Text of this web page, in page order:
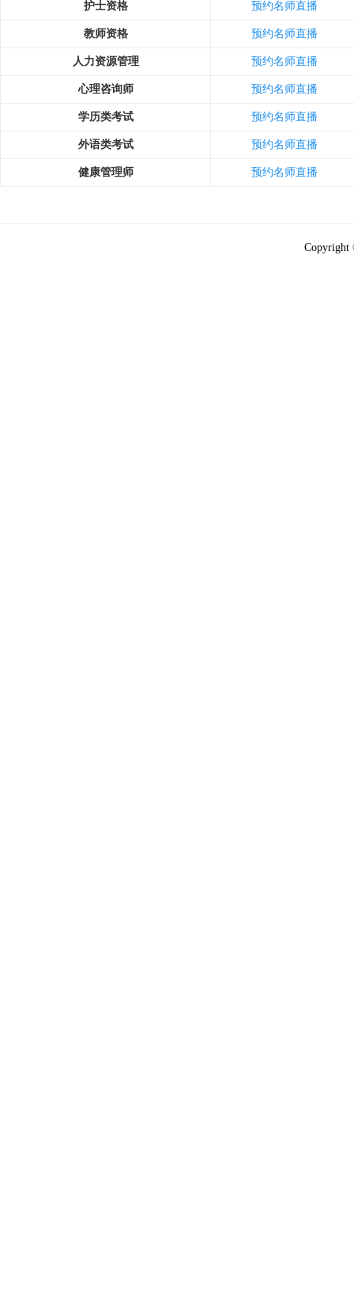
护士资格 预约名师直播
教师资格 预约名师直播
人力资源管理 预约名师直播
心理咨询师 预约名师直播
学历类考试 预约名师直播
外语类考试 预约名师直播
健康管理师 预约名师直播
Copyright